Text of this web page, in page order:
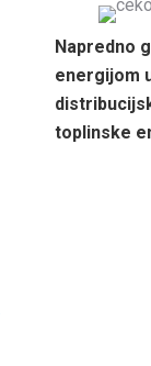
Napredno
energijom
toplinske